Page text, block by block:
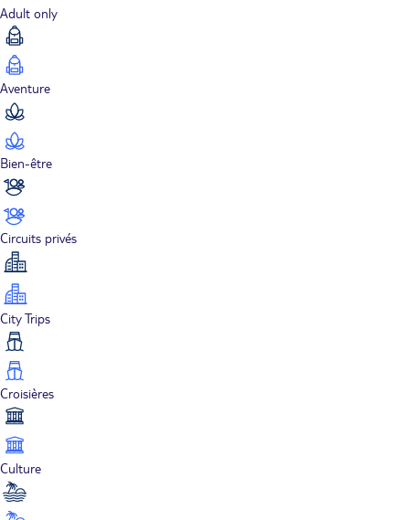
Adult only
Aventure
Bien-être
Circuits privés
City Trips
Croisières
Culture